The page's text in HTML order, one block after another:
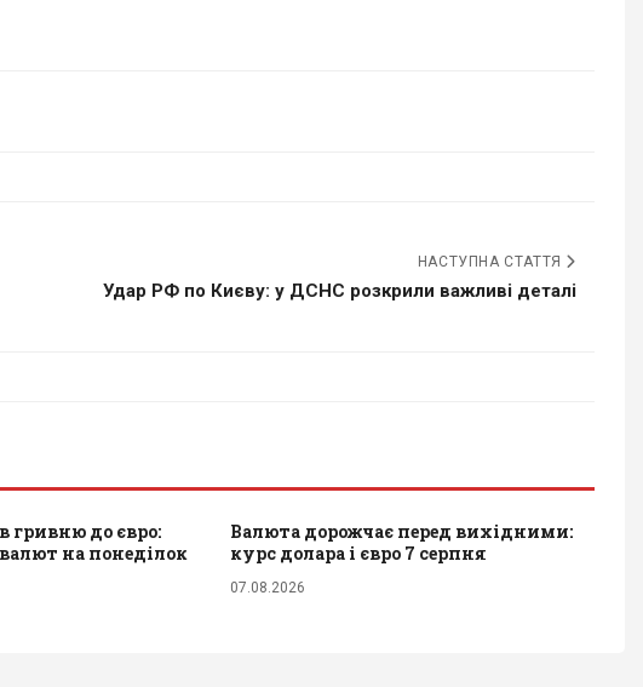
НАСТУПНА СТАТТЯ
Удар РФ по Києву: у ДСНС розкрили важливі деталі
гривню до євро:
на понеділок
Валюта дорожчає перед вихідними:
курс долара і євро 7 серпня
07.08.2026